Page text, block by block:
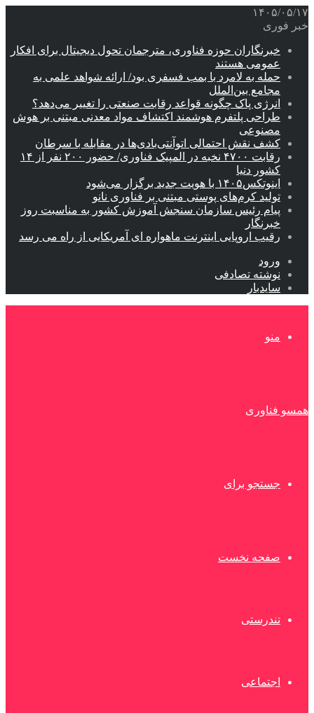
۱۴۰۵/۰۵/۱۷
خبر فوری
خبرنگاران حوزه فناوری، مترجمان تحول دیجیتال برای افکار
عمومی هستند
حمله به لامرد با بمب فسفری بود/ ارائه شواهد علمی به
مجامع بین‌الملل
انرژی پاک چگونه قواعد رقابت صنعتی را تغییر می‌دهد؟
طراحی پلتفرم هوشمند اکتشاف مواد معدنی مبتنی بر هوش
مصنوعی
کشف نقش احتمالی اتوآنتی‌بادی‌ها در مقابله با سرطان
رقابت ۴۷۰۰ نخبه در المپیک فناوری/ حضور ۲۰۰ نفر از ۱۴
کشور دنیا
اینوتکس۱۴۰۵ با هویت جدید برگزار می‌شود
تولید کرم‌های پوستی مبتنی بر فناوری نانو
پیام رئیس سازمان سنجش آموزش کشور به مناسبت روز
خبرنگار
رقیب اروپایی اینترنت ماهواره ای آمریکایی از راه می رسد
ورود
نوشته تصادفی
سایدبار
منو
همسو فناوری
جستجو برای
صفحه نخست
تندرستی
اجتماعی